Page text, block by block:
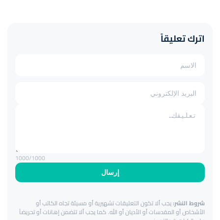
اترك تعليقاً
إرسال
1000/1000
شروط النشر:يجب ألا تكون التعليقات تشهيرية أو مسيئة تجاه الكاتب أو
الأشخاص أو المقدسات أو الأديان أو الله. كما يجب ألا تتضمن إهانات أو تحريضاً